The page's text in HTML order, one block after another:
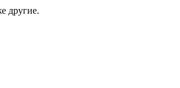
другие.